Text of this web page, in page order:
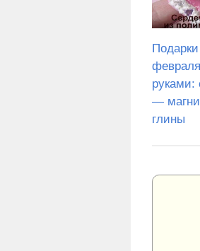
руками:
—
глины